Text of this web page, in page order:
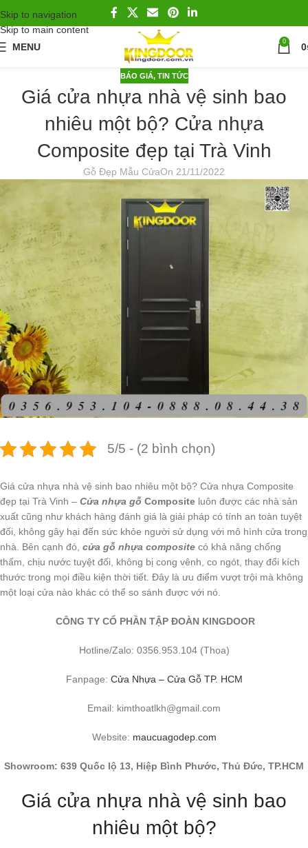
Skip to navigation
Skip to main content
MENU
0 0
BÁO GIÁ, TIN TỨC
Giá cửa nhựa nhà vệ sinh bao
nhiêu một bộ? Cửa nhựa
Composite đẹp tại Trà Vinh
Gỗ Đẹp Mẫu CửaOn 21/11/2022
5/5 - (2 bình chọn)
Giá cửa nhựa nhà vệ sinh bao nhiêu một bộ? Cửa nhựa Composite
đẹp tại Trà Vinh – Cửa nhựa gỗ Composite luôn được các nhà sản
xuất cũng như khách hàng đánh giá là giải pháp có tính an toàn tuyệt
đối, không gây hại đến sức khỏe người sử dụng với mô hình cửa trong
nhà. Bên cạnh đó, cửa gỗ nhựa composite có khả năng chống
thấm, chịu nước tuyệt đối, không bị cong vênh, co ngót, thay đổi kích
thước trong mọi điều kiện thời tiết. Đây là ưu điểm vượt trội mà không
một loại cửa nào khác có thể so sánh được với nó.
CÔNG TY CỔ PHẦN TẬP ĐOÀN KINGDOOR
Hotline/Zalo: 0356.953.104 (Thoa)
Fanpage: Cửa Nhựa – Cửa Gỗ TP. HCM
Email: kimthoatlkh@gmail.com
Website: maucuagodep.com
Showroom: 639 Quốc lộ 13, Hiệp Bình Phước, Thủ Đức, TP.HCM
Giá cửa nhựa nhà vệ sinh bao
nhiêu một bộ?